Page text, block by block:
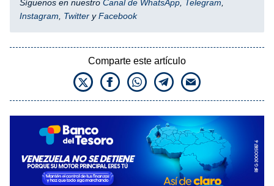
Síguenos en nuestro Canal de WhatsApp Telegram
Instagram
Twitter yFacebook
Comparte este artículo